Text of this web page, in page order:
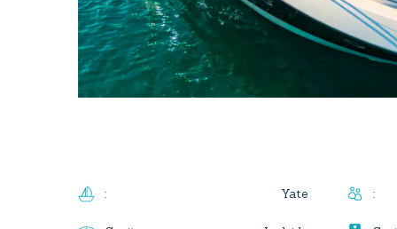
: Yate :